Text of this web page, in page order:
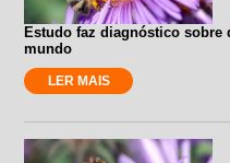
Estudo faz diagnóstico
mundo
LER MAIS